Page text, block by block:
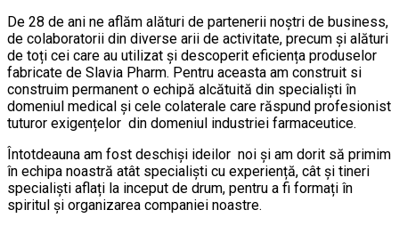
De 28 de ani ne aflăm alături de partenerii noștri de business,
de colaboratorii din diverse arii de activitate, precum și alături
de toți cei care au utilizat și descoperit eficiența produselor
fabricate de Slavia Pharm. Pentru aceasta am construit si
construim permanent o echipă alcătuită din specialiști în
domeniul medical și cele colaterale care răspund profesionist
tuturor exigențelor din domeniul industriei farmaceutice.
Întotdeauna am fost deschiși ideilor noi și am dorit să primim
în echipa noastră atât specialiști cu experiență, cât și tineri
specialiști aflați la inceput de drum, pentru a fi formați în
spiritul și organizarea companiei noastre.